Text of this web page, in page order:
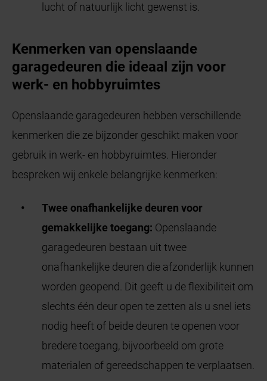
lucht of natuurlijk licht gewenst is.
Kenmerken van openslaande
garagedeuren die ideaal zijn voor
werk- en hobbyruimtes
Openslaande garagedeuren hebben verschillende
kenmerken die ze bijzonder geschikt maken voor
gebruik in werk- en hobbyruimtes. Hieronder
bespreken wij enkele belangrijke kenmerken:
Twee onafhankelijke deuren voor
gemakkelijke toegang: Openslaande
garagedeuren bestaan uit twee
onafhankelijke deuren die afzonderlijk kunnen
worden geopend. Dit geeft u de flexibiliteit om
slechts één deur open te zetten als u snel iets
nodig heeft of beide deuren te openen voor
bredere toegang, bijvoorbeeld om grote
materialen of gereedschappen te verplaatsen.